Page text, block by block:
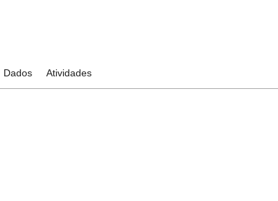
Dados Atividades